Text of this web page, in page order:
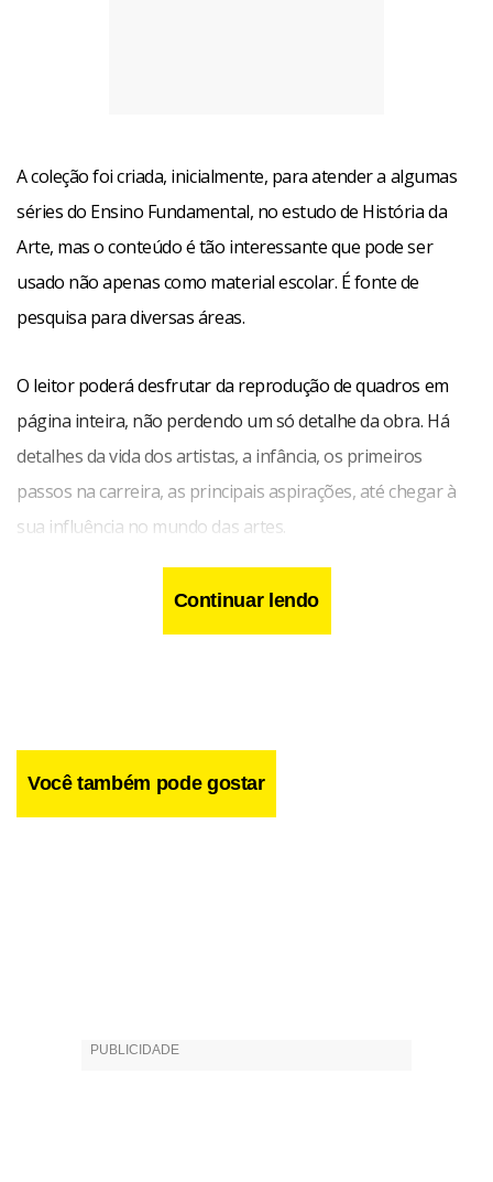
A coleção foi criada, inicialmente, para atender a algumas
séries do Ensino Fundamental, no estudo de História da
Arte, mas o conteúdo é tão interessante que pode ser
usado não apenas como material escolar. É fonte de
pesquisa para diversas áreas.
O leitor poderá desfrutar da reprodução de quadros em
página inteira, não perdendo um só detalhe da obra. Há
detalhes da vida dos artistas, a infância, os primeiros
passos na carreira, as principais aspirações, até chegar à
sua influência no mundo das artes.
históricos que ocorreram no tempo em que os mestres
Continuar lendo
Você também pode gostar